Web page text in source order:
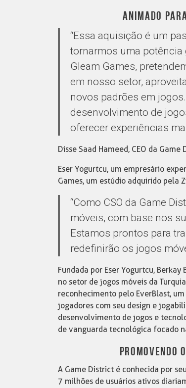
ANIMADO
“Essa aquisição é um
tornarmos uma
Gleam Games,
em nosso setor,
novos padrões em
desenvolvimento de
oferecer experiências
Disse Saad Hameed, CEO da Game
Eser Yogurtcu, um empresário
Games, um estúdio adquirido pela
“Como CSO da Game
móveis, com base nos
Estamos prontos para
redefinirão os jogos
Fundada por Eser Yogurtcu,
no setor de jogos móveis da
reconhecimento pelo EverBlast,
jogadores com seu design e
desenvolvimento de jogos e
de vanguarda tecnológica focado
PROMOVENDO
A Game District é conhecida por
7 milhões de usuários ativos